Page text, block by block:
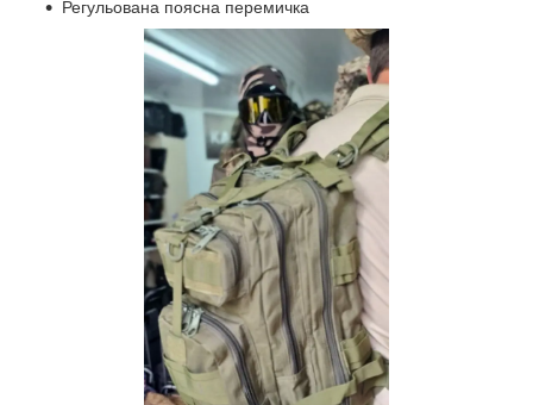
Регульована поясна перемичка